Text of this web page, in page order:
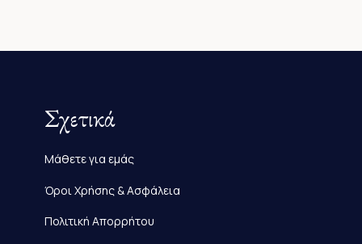
Σχετικά
Μάθετε για εμάς
Όροι Χρήσης & Ασφάλεια
Πολιτική Απορρήτου